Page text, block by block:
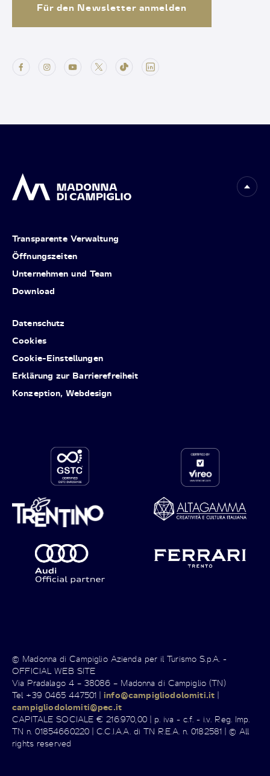
Für den Newsletter anmelden
Transparente Verwaltung
Öffnungszeiten
Unternehmen und Team
Download
Datenschutz
Cookies
Cookie-Einstellungen
Erklärung zur Barrierefreiheit
Konzeption, Webdesign
© Madonna di Campiglio Azienda per il Turismo S.p.A. -
OFFICIAL WEB SITE
Via Pradalago 4 – 38086 – Madonna di Campiglio (TN)
Tel +39 0465 447501 |info@campigliodolomiti.it |
campigliodolomiti@pec.it
CAPITALE SOCIALE € 216.970,00 | p. iva - c.f. - i.v. Reg. Imp.
TN n. 01854660220 | C.C.I.A.A. di TN R.E.A. n. 0182581 | © All
rights reserved